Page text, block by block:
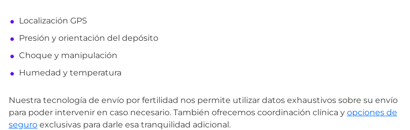
Localización GPS
Presión y orientación del depósito
Choque y manipulación
Humedad y temperatura
Nuestra tecnología de envío por fertilidad nos permite utilizar datos exhaustivos sobre su envío
para poder intervenir en caso necesario. También ofrecemos coordinación clínica y opciones de
seguro exclusivas para darle esa tranquilidad adicional.